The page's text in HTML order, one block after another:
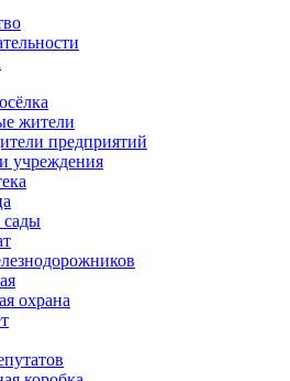
жители
предприятий
учреждения
сады
охрана